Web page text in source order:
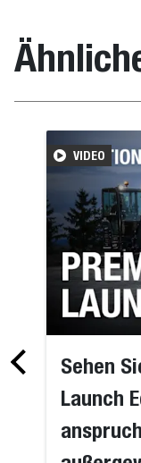
VIDEO
Sehen
Launch